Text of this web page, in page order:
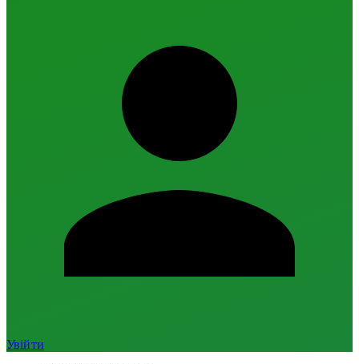
Увійти